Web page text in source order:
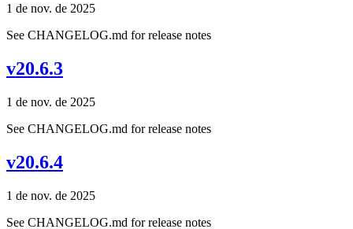
1 de nov. de 2025
See CHANGELOG.md for release notes
v20.6.3
1 de nov. de 2025
See CHANGELOG.md for release notes
v20.6.4
1 de nov. de 2025
See CHANGELOG.md for release notes